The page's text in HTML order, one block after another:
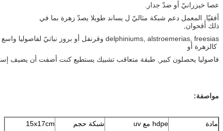
أو ضدّ جدار.
دعم شبكة مثاليّ ل يساند طويلا يصدّ زهرة بما في
delphiniums, alstroemerias, freesias وقرنفل أو بروز نباتيّ لفاصوليا واسع –
كبير, طبقة متعاقب تشبيك يستطيع كنت أضفت أن يضيف إستقرار ودعم.
شبكة حجم
15x17cm